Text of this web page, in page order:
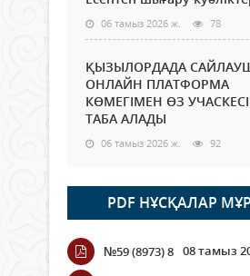
06 тамыз 2026 ж. 78
ҚЫЗЫЛОРДАДА
ОНЛАЙН ПЛАТФОРМА
КӨМЕГІМЕН ӨЗ
ТАБА АЛАДЫ
06 тамыз 2026 ж. 92
Open Air: Қызылорда
полиция департаменті 20
мыңнан астам
қауіпсіздігін қамтамасыз
06 тамыз 2026 ж.
PDF НҰСҚАЛАР
№59 (8973) 8 08 тамыз